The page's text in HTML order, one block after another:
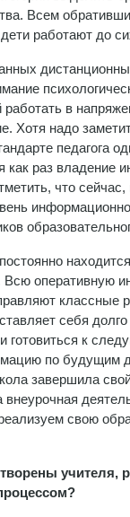
Всем
работают до
работать в
Хотя надо
педагога
как раз владение
что сейчас,
Всю оперативную
классные
себя
готовиться к
по будущим
завершила
внеурочная
свою
учителя,